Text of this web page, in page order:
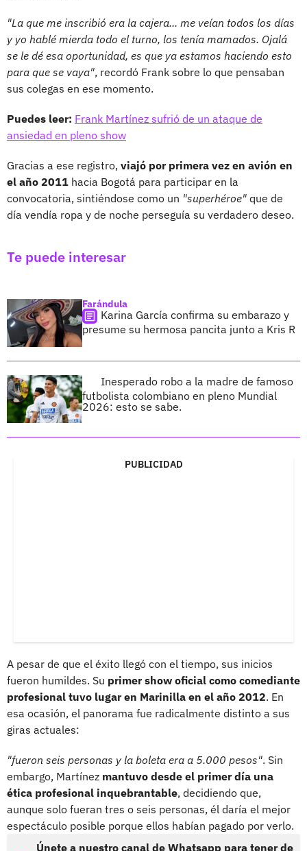
"La que me inscribió era la cajera... me veían todos los días
y yo hablé mierda todo el turno, los tenía mamados. Ojalá
se le dé esa oportunidad, es que ya estamos haciendo esto
para que se vaya", recordó Frank sobre lo que pensaban
sus colegas en ese momento.
Puedes leer: Frank Martínez sufrió de un ataque de
ansiedad en pleno show
Gracias a ese registro, viajó por primera vez en avión en
el año 2011 hacia Bogotá para participar en la
convocatoria, sintiéndose como un "superhéroe" que de
día vendía ropa y de noche perseguía su verdadero deseo.
Te puede interesar
Farándula
Karina García confirma su embarazo y
presume su hermosa pancita junto a Kris R
Inesperado robo a la madre de famoso
futbolista colombiano en pleno Mundial
2026: esto se sabe.
PUBLICIDAD
A pesar de que el éxito llegó con el tiempo, sus inicios
fueron humildes. Su primer show oficial como comediante
profesional tuvo lugar en Marinilla en el año 2012. En
esa ocasión, el panorama fue radicalmente distinto a sus
giras actuales:
"fueron seis personas y la boleta era a 5.000 pesos". Sin
embargo, Martínez mantuvo desde el primer día una
ética profesional inquebrantable, decidiendo que,
aunque solo fueran tres o seis personas, él daría el mejor
espectáculo posible porque ellos habían pagado por verlo.
Únete a nuestro canal de Whatsapp para tener de